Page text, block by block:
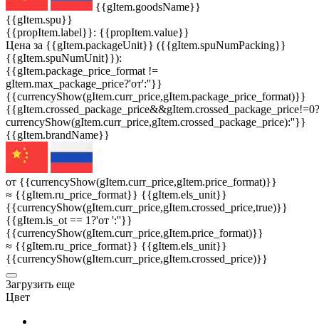
{{gItem.goodsName}}
{{gItem.spu}}
{{propItem.label}}: {{propItem.value}}
Цена за {{gItem.packageUnit}} ({{gItem.spuNumPacking}}
{{gItem.spuNumUnit}}):
{{gItem.package_price_format !=
gItem.max_package_price?'от':''}}
{{currencyShow(gItem.curr_price,gItem.package_price_format)}}
{{gItem.crossed_package_price&&gItem.crossed_package_price!=0?
currencyShow(gItem.curr_price,gItem.crossed_package_price):''}}
{{gItem.brandName}}
от {{currencyShow(gItem.curr_price,gItem.price_format)}}
≈ {{gItem.ru_price_format}} {{gItem.els_unit}}
{{currencyShow(gItem.curr_price,gItem.crossed_price,true)}}
{{gItem.is_ot == 1?'от ':''}}
{{currencyShow(gItem.curr_price,gItem.price_format)}}
≈ {{gItem.ru_price_format}} {{gItem.els_unit}}
{{currencyShow(gItem.curr_price,gItem.crossed_price)}}
3агрузить еще
Цвет